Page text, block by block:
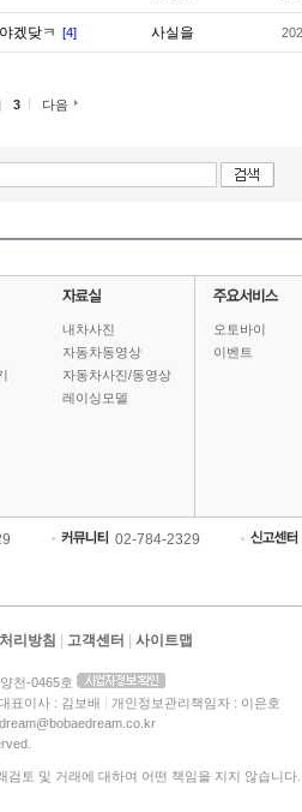
겠닺ㅋ [4] 사실을
3 다음
내차사진
자동차동영상
자동차사진/동영상
레이싱모델
오토바이
이벤트
02-784-2329
리방침 고객센터 사이트맵
천-0465호
표이사 : 김보배 | 개인정보관리책임자 : 이은호
토 및 거래에 대하여 어떤 책임을 지지 않습니다.